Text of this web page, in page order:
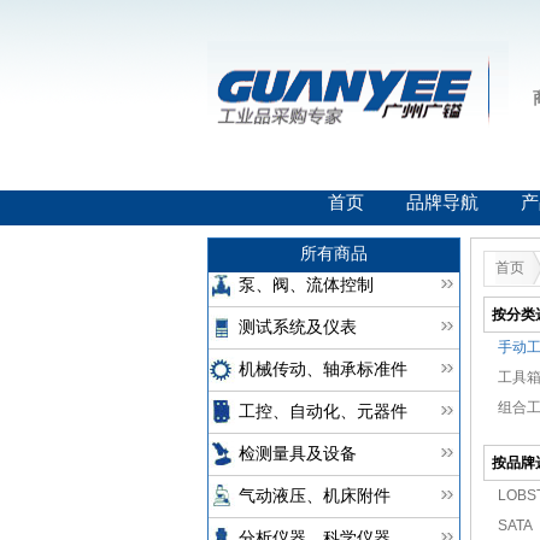
首页 品牌导航
所有商品
泵、阀、流体控制
测试系统及仪表
机械传动、轴承标准件
工控、自动化、元器件
检测量具及设备
气动液压、机床附件
首页
按分类
手动
工具
组合
按品牌
SATA